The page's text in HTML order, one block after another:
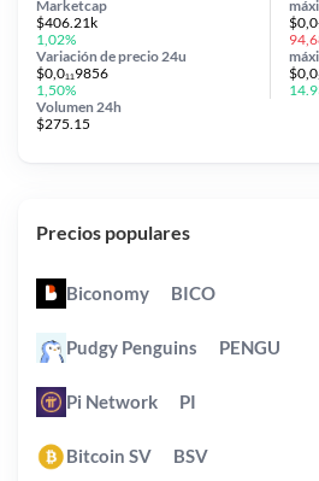
Variación de precio 24u
$0,0₁₁9856
1,50%
Marketcap
$406.21k
1,02%
Volumen 24h
$275.15
Precios populares
Biconomy BICO
Pudgy Penguins PENGU
Pi Network PI
Bitcoin SV BSV